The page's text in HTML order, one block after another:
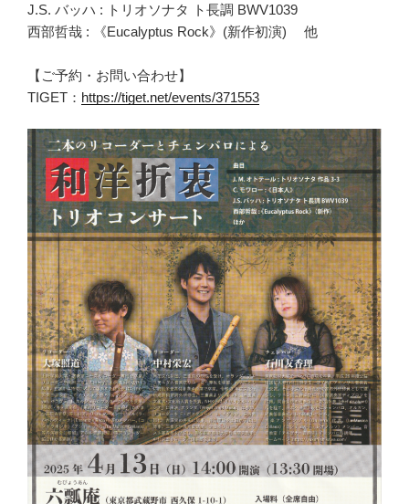
J.S. バッハ : トリオソナタ ト長調 BWV1039
西部哲哉 : 《Eucalyptus Rock》(新作初演) 他
【ご予約・お問い合わせ】
TIGET： https://tiget.net/events/371553